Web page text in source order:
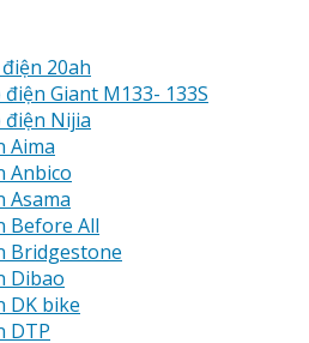
20ah
Giant M133- 133S
điện Nijia
Aima
Anbico
Asama
Before All
Bridgestone
Dibao
DK bike
DTP